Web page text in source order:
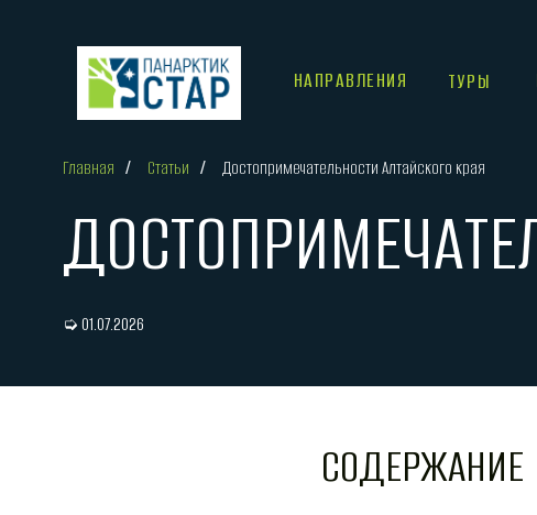
ТУРЫ
НАПРАВЛЕНИЯ
Главная Статьи Достопримечательности Алтайского края
СОДЕРЖАНИЕ